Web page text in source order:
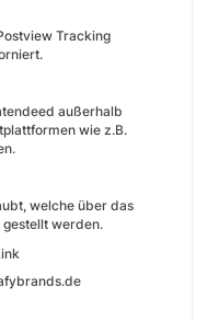
Tracking
außerhalb
wie z.B.
welche über das
werden.